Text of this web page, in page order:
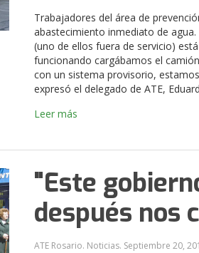
Trabajadores del área de
abastecimiento inmediato de
(uno de ellos fuera de servicio)
funcionando cargábamos el
con un sistema provisorio,
expresó el delegado de ATE,
Leer más
"Este
después nos
ATE Rosario. Noticias. Septiembre 20,